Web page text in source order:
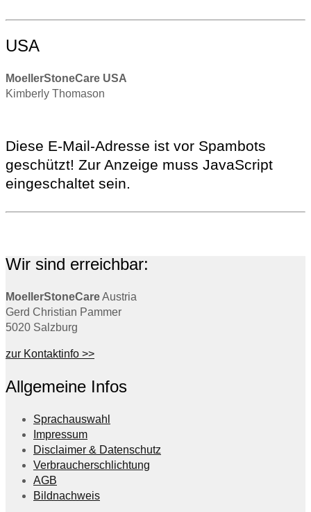
USA
MoellerStoneCare USA
Kimberly Thomason
Diese E-Mail-Adresse ist vor Spambots
geschützt! Zur Anzeige muss JavaScript
eingeschaltet sein.
Wir sind erreichbar:
MoellerStoneCareAustria
Gerd Christian Pammer
5020 Salzburg
zur Kontaktinfo >>
Allgemeine Infos
Sprachauswahl
Impressum
Disclaimer & Datenschutz
Verbraucherschlichtung
AGB
Bildnachweis